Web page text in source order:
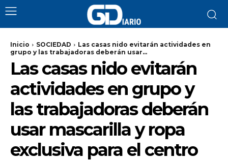
Inicio SOCIEDAD
Las casas nido evitarán actividades en
grupo y las trabajadoras deberán usar...
Las casas nido evitarán
actividades en grupo y
las trabajadoras deberán
usar mascarilla y ropa
exclusiva para el centro